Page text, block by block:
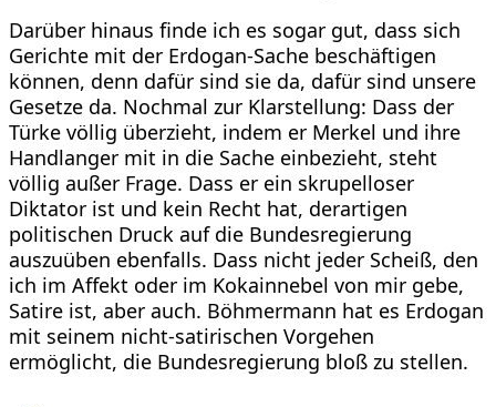
Darüber hinaus finde ich es sogar gut, dass sich
Gerichte mit der Erdogan-Sache beschäftigen
können, denn dafür sind sie da, dafür sind unsere
Gesetze da. Nochmal zur Klarstellung: Dass der
Türke völlig überzieht, indem er Merkel und ihre
Handlanger mit in die Sache einbezieht, steht
völlig außer Frage. Dass er ein skrupelloser
Diktator ist und kein Recht hat, derartigen
politischen Druck auf die Bundesregierung
auszuüben ebenfalls. Dass nicht jeder Scheiß, den
ich im Affekt oder im Kokainnebel von mir gebe,
Satire ist, aber auch. Böhmermann hat es Erdogan
mit seinem nicht-satirischen Vorgehen
ermöglicht, die Bundesregierung bloß zu stellen.